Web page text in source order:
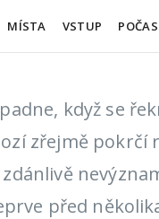
MÍSTA VSTUP
když se
zřejmě pokrčí
před